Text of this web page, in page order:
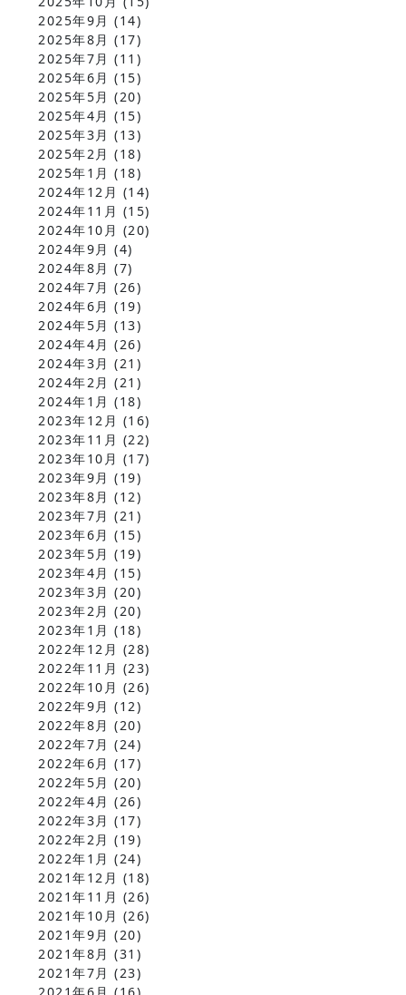
2025年9月 (14)
2025年8月 (17)
2025年7月 (11)
2025年6月 (15)
2025年5月 (20)
2025年4月 (15)
2025年3月 (13)
2025年2月 (18)
2025年1月 (18)
2024年12月 (14)
2024年11月 (15)
2024年10月 (20)
2024年9月 (4)
2024年8月 (7)
2024年7月 (26)
2024年6月 (19)
2024年5月 (13)
2024年4月 (26)
2024年3月 (21)
2024年2月 (21)
2024年1月 (18)
2023年12月 (16)
2023年11月 (22)
2023年10月 (17)
2023年9月 (19)
2023年8月 (12)
2023年7月 (21)
2023年6月 (15)
2023年5月 (19)
2023年4月 (15)
2023年3月 (20)
2023年2月 (20)
2023年1月 (18)
2022年12月 (28)
2022年11月 (23)
2022年10月 (26)
2022年9月 (12)
2022年8月 (20)
2022年7月 (24)
2022年6月 (17)
2022年5月 (20)
2022年4月 (26)
2022年3月 (17)
2022年2月 (19)
2022年1月 (24)
2021年12月 (18)
2021年11月 (26)
2021年10月 (26)
2021年9月 (20)
2021年8月 (31)
2021年7月 (23)
2021年6月 (16)